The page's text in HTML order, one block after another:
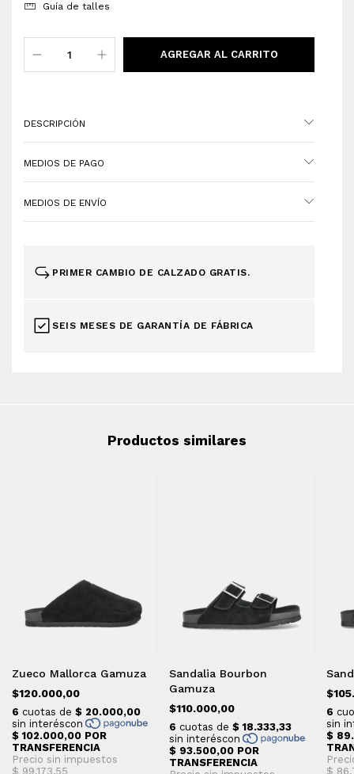
Guía de talles
DESCRIPCIÓN
MEDIOS DE PAGO
MEDIOS DE ENVÍO
PRIMER CAMBIO DE CALZADO GRATIS.
SEIS MESES DE GARANTÍA DE FÁBRICA
Productos similares
Zueco Mallorca Gamuza
$120.000,00
Sandalia Bourbon
Gamuza
$110.000,00